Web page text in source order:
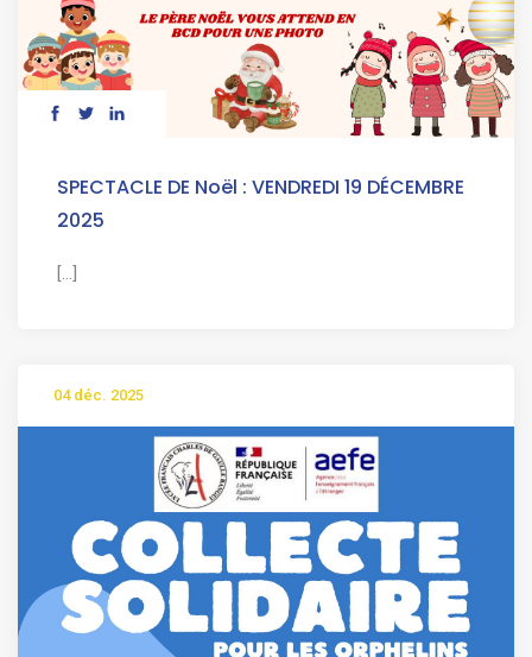
SPECTACLE DE Noël : VENDREDI 19 DÉCEMBRE
2025
[...]
04 déc. 2025